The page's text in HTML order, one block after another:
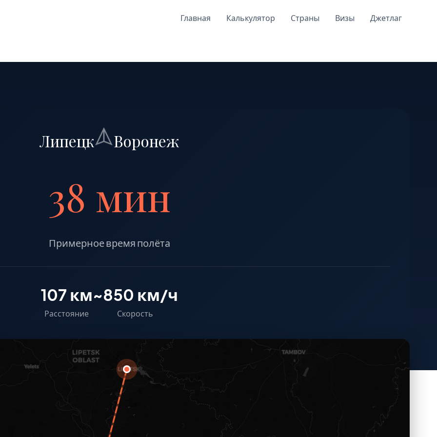
Главная Калькулятор Страны Визы Джетлаг
Липецк Воронеж
38 мин
Примерное время полёта
107 км
Расстояние
~850 км/ч
Скорость